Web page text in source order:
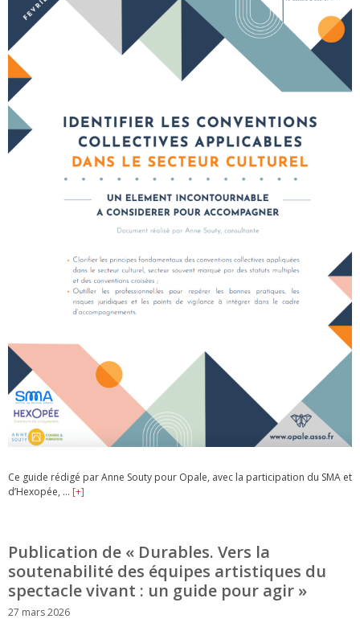
Ce guide rédigé par Anne Souty pour Opale, avec la participation du SMA et
d’Hexopée, … [+]
Publication de « Durables. Vers la
soutenabilité des équipes artistiques du
spectacle vivant : un guide pour agir »
27 mars 2026